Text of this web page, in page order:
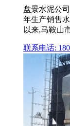
盘景水泥公
年生产销售
以来,马鞍山
联系电话: 180